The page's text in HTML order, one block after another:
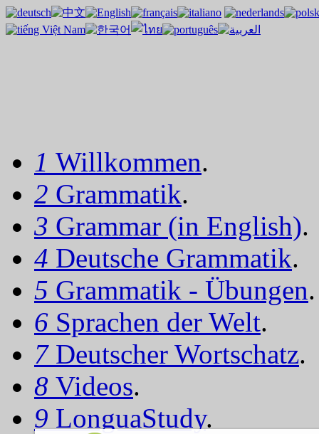
1 Willkommen.
2 Grammatik.
3 Grammar (in English).
4 Deutsche Grammatik.
5 Grammatik - Übungen.
6 Sprachen der Welt.
7 Deutscher Wortschatz.
8 Videos.
9 LonguaStudy.